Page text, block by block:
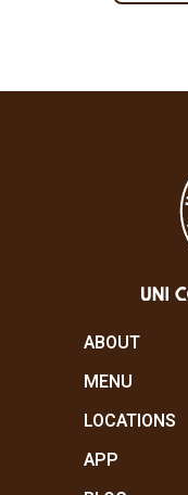
ABOUT
MENU
LOCATIONS
APP